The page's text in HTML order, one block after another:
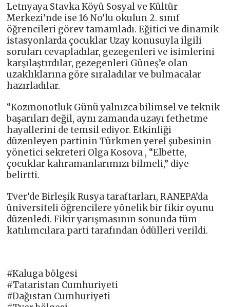
Letnyaya Stavka Köyü Sosyal ve Kültür
Merkezi’nde ise 16 No’lu okulun 2. sınıf
öğrencileri görev tamamladı. Eğitici ve dinamik
istasyonlarda çocuklar Uzay konusuyla ilgili
soruları cevapladılar, gezegenleri ve isimlerini
karşılaştırdılar, gezegenleri Güneş’e olan
uzaklıklarına göre sıraladılar ve bulmacalar
hazırladılar.
“Kozmonotluk Günü yalnızca bilimsel ve teknik
başarıları değil, aynı zamanda uzayı fethetme
hayallerini de temsil ediyor. Etkinliği
düzenleyen partinin Türkmen yerel şubesinin
yönetici sekreteri Olga Kosova , “Elbette,
çocuklar kahramanlarımızı bilmeli,” diye
belirtti.
Tver’de Birleşik Rusya taraftarları, RANEPA’da
üniversiteli öğrencilere yönelik bir fikir oyunu
düzenledi. Fikir yarışmasının sonunda tüm
katılımcılara parti tarafından ödülleri verildi.
#Kaluga bölgesi
#Tataristan Cumhuriyeti
#Dağıstan Cumhuriyeti